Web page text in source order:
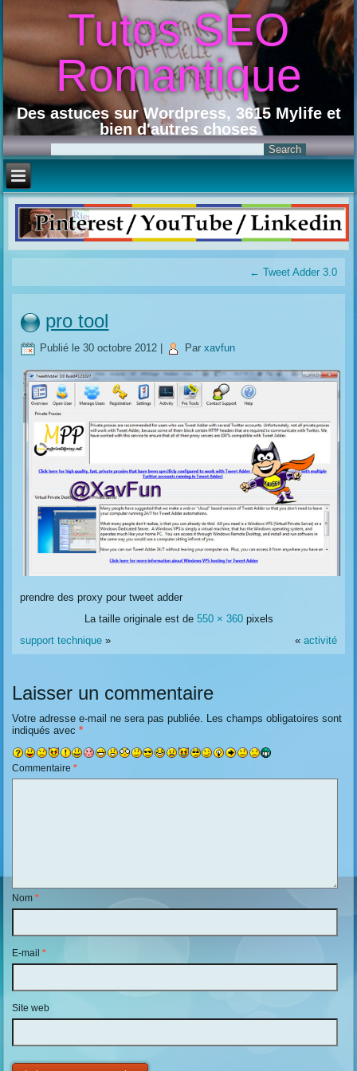
Tutos SEO
Romantique
Des astuces sur Wordpress, 3615 Mylife et
bien d'autres choses
← Tweet Adder 3.0
pro tool
Publié le 30 octobre 2012 Par xavfun
prendre des proxy pour tweet adder
La taille originale est de 550 × 360pixels
support technique » « activité
Laisser un commentaire
Votre adresse e-mail ne sera pas publiée. Les champs obligatoires sont
indiqués avec*
Commentaire*
Nom*
E-mail*
Site web